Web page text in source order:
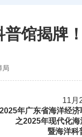
普馆揭牌
局
11月
年广东省海洋经济
之2025年现代化海
暨海洋科